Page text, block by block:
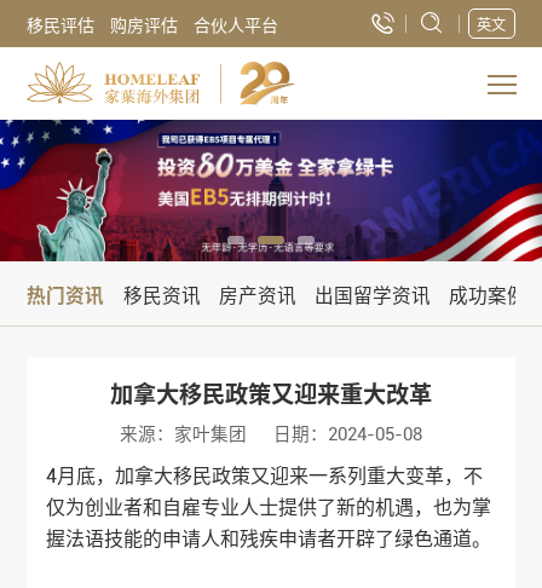
移民评估 购房评估 合伙人平台 英文
热门资讯 移民资讯 房产资讯 出国留学资讯 成功案例
加拿大移民政策又迎来重大改革
来源：家叶集团 日期：2024-05-08
4月底，加拿大移民政策又迎来一系列重大变革，不
仅为创业者和自雇专业人士提供了新的机遇，也为掌
握法语技能的申请人和残疾申请者开辟了绿色通道。